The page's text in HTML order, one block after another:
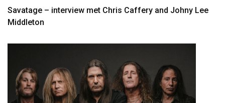
Savatage – interview met Chris Caffery and Johny Lee
Middleton